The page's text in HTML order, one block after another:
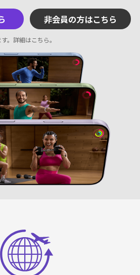
非会員の方はこちら
。 詳細はこちら。